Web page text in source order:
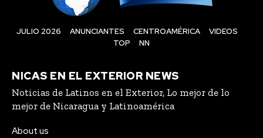
JULIO 2026 ANUNCIANTES CENTROAMÉRICA
VIDEOS
TOP
NN
NICAS EN EL EXTERIOR NEWS
Noticias de Latinos en el Exterior, Lo mejor de lo
mejor de Nicaragua y Latinoamérica
About us